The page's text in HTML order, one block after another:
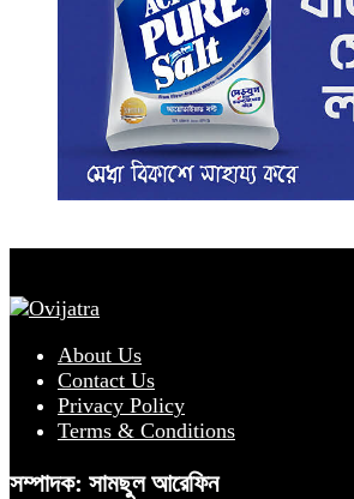
About Us
Contact Us
Privacy Policy
Terms & Conditions
সম্পাদক: সামছুল আরেফিন